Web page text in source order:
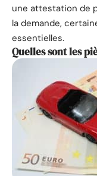
une attestation de
la demande,
essentielles.
Quelles sont les